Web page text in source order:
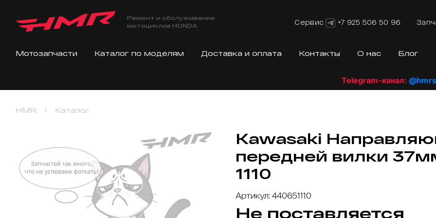
Ремонт и обслуживание
мотоциклов HONDA
Сервис +7 925 506 50 96
Мотозапчасти Каталог по моделям Доставка и оплата Контакты О нас Блог
Telegram-канал:
HMR Каталог
Kawasaki
передней вилки
1110
Артикул: 440651110
Не поставляется